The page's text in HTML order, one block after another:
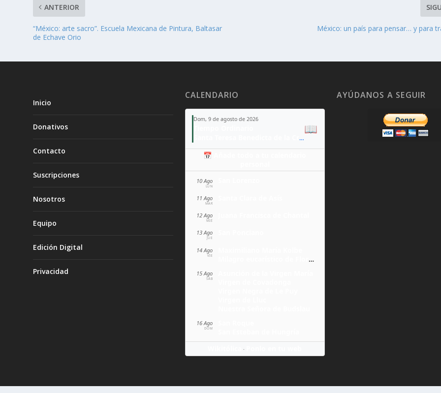
ANTERIOR
“México: arte sacro”. Escuela Mexicana de Pintura, Baltasar
de Echave Orio
México: un país para pensar… y para
Inicio
Donativos
Contacto
Suscripciones
Nosotros
Equipo
Edición Digital
Privacidad
CALENDARIO
Dom, 9 de agosto de 2026
Santa Teresa Benedicta de la Cruz
📖
📅 Añade todo a tu calendario
10 Ago
LUN
11 Ago
MAR
12 Ago
MIÉ
13 Ago
JUE
14 Ago
VIE Milagro eucarístico de Florencia
15 Ago
SÁB
16 Ago
DOM
·
AYÚDANOS A SEGUIR